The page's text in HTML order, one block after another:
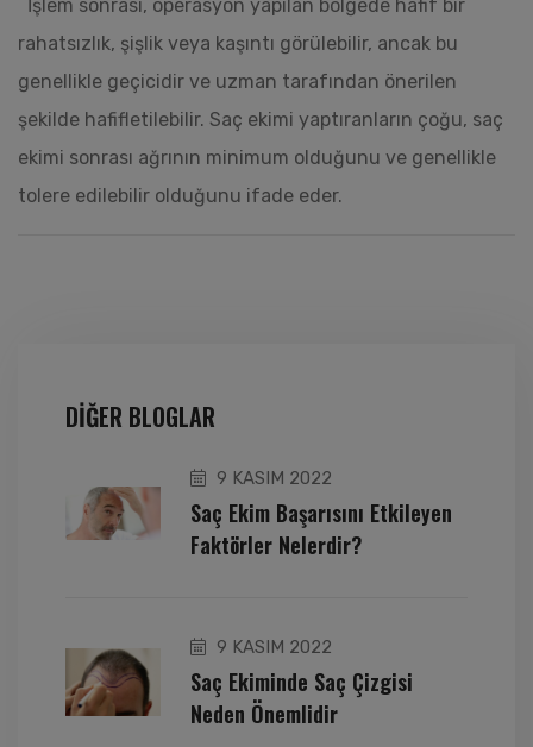
İşlem sonrası, operasyon yapılan bölgede hafif bir
rahatsızlık, şişlik veya kaşıntı görülebilir, ancak bu
genellikle geçicidir ve uzman tarafından önerilen
şekilde hafifletilebilir. Saç ekimi yaptıranların çoğu, saç
ekimi sonrası ağrının minimum olduğunu ve genellikle
tolere edilebilir olduğunu ifade eder.
DIĞER BLOGLAR
9 KASIM 2022
Saç Ekim Başarısını Etkileyen
Faktörler Nelerdir?
9 KASIM 2022
Saç Ekiminde Saç Çizgisi
Neden Önemlidir